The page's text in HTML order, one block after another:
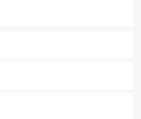
ズは地元の風情を楽しめる外せないスポット